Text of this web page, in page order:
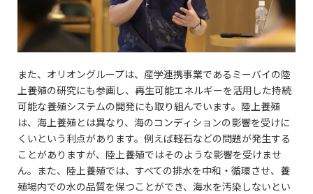
また、オリオングループは、産学連携事業であるミーバイの陸
上養殖の研究にも参画し、再生可能エネルギーを活用した持続
可能な養殖システムの開発にも取り組んでいます。陸上養殖
は、海上養殖とは異なり、海のコンディションの影響を受けに
くいという利点があります。例えば軽石などの問題が発生する
ことがありますが、陸上養殖ではそのような影響を受けませ
ん。また、陸上養殖では、すべての排水を中和・循環させ、養
殖場内での水の品質を保つことができ、海水を汚染しないとい